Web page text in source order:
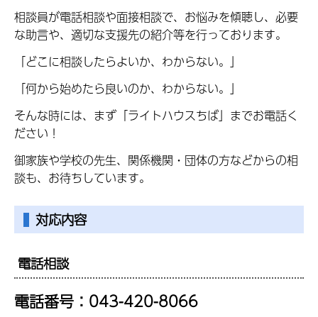
相談員が電話相談や面接相談で、お悩みを傾聴し、必要
な助言や、適切な支援先の紹介等を行っております。
「どこに相談したらよいか、わからない。」
「何から始めたら良いのか、わからない。」
そんな時には、まず「ライトハウスちば」までお電話く
ださい！
御家族や学校の先生、関係機関・団体の方などからの相
談も、お待ちしています。
対応内容
電話相談
電話番号：043-420-8066